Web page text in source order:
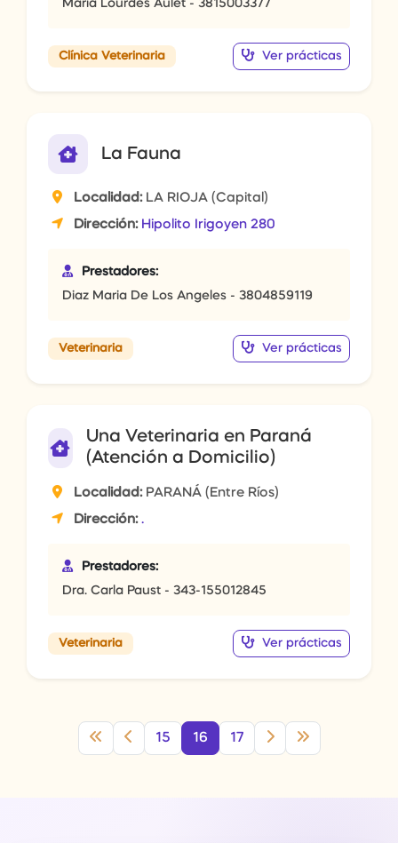
Maria Lourdes Aulet - 3815003377
Clínica Veterinaria Ver prácticas
La Fauna
Localidad:LA RIOJA (Capital)
Dirección: Hipolito Irigoyen 280
Prestadores:
Diaz Maria De Los Angeles - 3804859119
Veterinaria Ver prácticas
Una Veterinaria en Paraná
(Atención a Domicilio)
Localidad:PARANÁ (Entre Ríos)
Dirección: .
Prestadores:
Dra. Carla Paust - 343-155012845
Veterinaria Ver prácticas
15 16 17